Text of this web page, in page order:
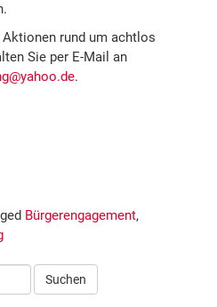
rund um achtlos
Sie per E-Mail an
.
Bürgerengagement,